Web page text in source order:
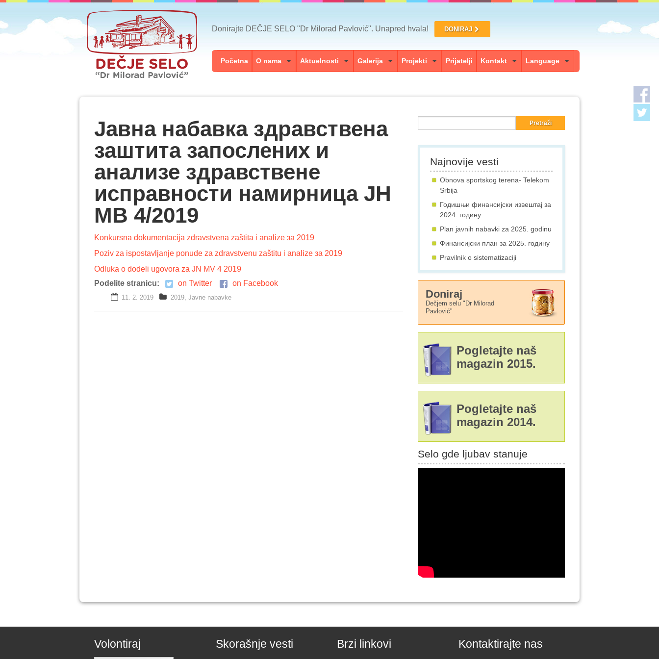
Donirajte DEČJE SELO "Dr Milorad Pavlović". Unapred hvala! DONIRAJ
Početna O nama Aktuelnosti Galerija Projekti Prijatelji Kontakt Language
Јавна набавка здравствена
заштита запослених и
анализе здравствене
исправности намирница ЈН
МВ 4/2019
Konkursna dokumentacija zdravstvena zaštita i analize за 2019
Poziv za ispostavljanje ponude za zdravstvenu zaštitu i analize за 2019
Odluka o dodeli ugovora za JN MV 4 2019
Podelite stranicu:
on Twitter on Facebook
11. 2. 2019 2019, Javne nabavke
Najnovije vesti
Obnova sportskog terena- Telekom
Srbija
Годишњи финансијски извештај за
2024. годину
Plan javnih nabavki za 2025. godinu
Финансијски план за 2025. годину
Pravilnik o sistematizaciji
Doniraj
Dečjem selu "Dr Milorad
Pavlović"
Pogletajte naš
magazin 2015.
Pogletajte naš
magazin 2014.
Selo gde ljubav stanuje
Volontiraj Skorašnje vesti Brzi linkovi Kontaktirajte nas